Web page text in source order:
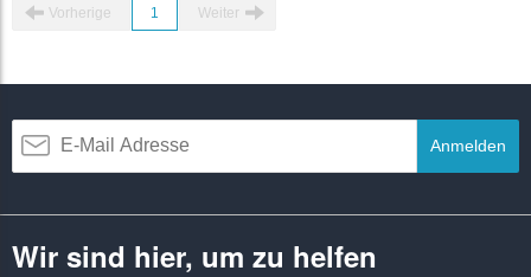
Vorherige 1 Weiter
Anmelden
Wir sind hier, um zu helfen